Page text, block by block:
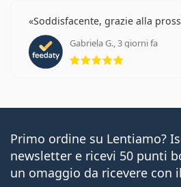
Soddisfacente, grazie alla
Gabriela G., 3 giorni fa
valutazione
Primo ordine su Lentiamo?
newsletter e ricevi 50 punti
un omaggio da ricevere con